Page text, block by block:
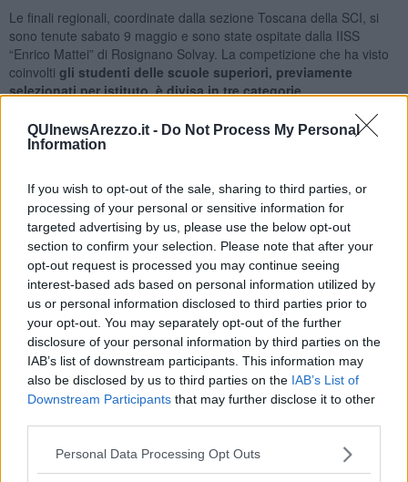
QUInewsArezzo.it - Do Not Process My Personal
Information
If you wish to opt-out of the sale, sharing to third parties, or
processing of your personal or sensitive information for
targeted advertising by us, please use the below opt-out
section to confirm your selection. Please note that after your
opt-out request is processed you may continue seeing
interest-based ads based on personal information utilized by
us or personal information disclosed to third parties prior to
your opt-out. You may separately opt-out of the further
disclosure of your personal information by third parties on the
IAB’s list of downstream participants. This information may
also be disclosed by us to third parties on the IAB’s List of
Downstream Participants that may further disclose it to other
Personal Data Processing Opt Outs
Le finali regionali, coordinate dalla sezione Toscana della SCI, si
sono tenute sabato 9 maggio e sono state ospitate dalla IISS
“Enrico Mattei” di Rosignano Solvay. La competizione che ha visto
coinvolti gli studenti delle scuole superiori, previamente
selezionati per istituto, è divisa in tre categorie.
categoria A, rivolta gli studenti del primo biennio:Daniele Santanni
(Liceo Duca D’Aosta di Pistoia), Dario Papi (
D’Aosta di Pistoia
).
Per la categoria B, rivolta agli studenti delsecondo triennio degli
istituti “non specializzati in chimica”,al primo posto,
ripetendo il risultato dell’anno precedente, si è confermato
Francesco Garosi della 5C del Liceo Enrico Fermi di Cecina;
secondo posto Lorenzo Costantini della 5A IISS Carducci di
Volterraed al terzo postoRiccardo Aguti della 5S del Liceo
Scientifico Redi di Arezzo.
La categoria C, dove concorrono gli studenti del secondo triennio
degli istituti ad indirizzo chimico, ha visto protagonista l’Istituto
Buzzi di Prato ed in particolare al primo posto c’è stata ancora
una conferma con Andrea Cheng, vincitore anche lo scorso
anno(classe 4I) così come Marco Bonechi al secondo posto